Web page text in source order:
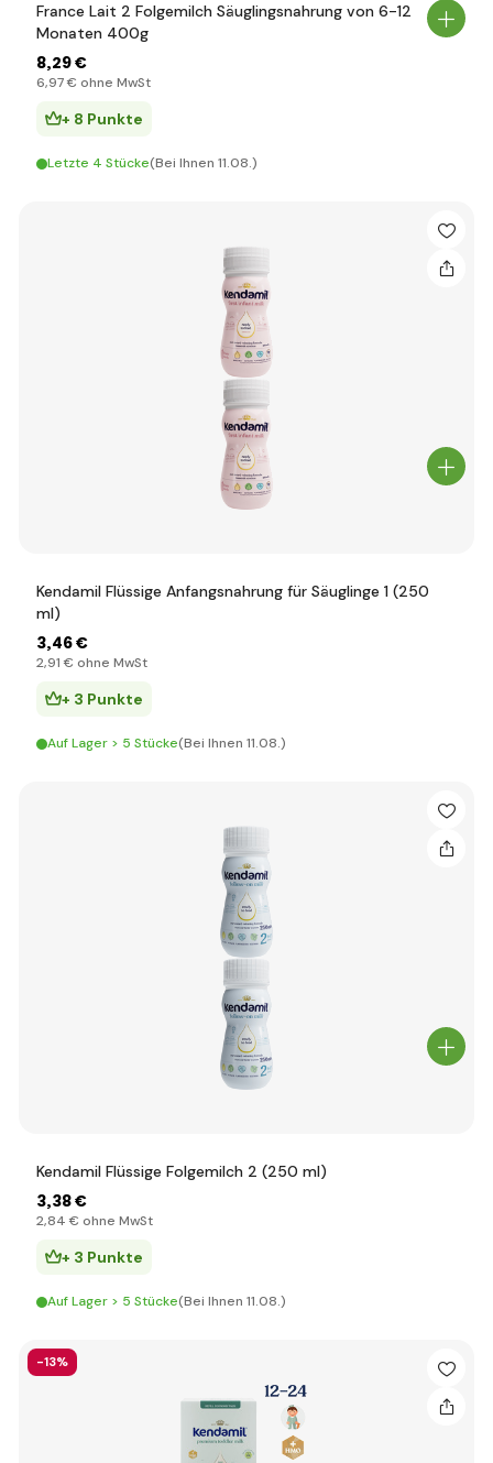
France Lait 2 Folgemilch Säuglingsnahrung von 6-12
Monaten 400g
8,29 €
6,97 € ohne MwSt
+ 8 Punkte
Letzte 4 Stücke(Bei Ihnen 11.08.)
Kendamil Flüssige Anfangsnahrung für Säuglinge 1 (250
ml)
3,46 €
2,91 € ohne MwSt
+ 3 Punkte
Auf Lager > 5 Stücke(Bei Ihnen 11.08.)
Kendamil Flüssige Folgemilch 2 (250 ml)
3,38 €
2,84 € ohne MwSt
+ 3 Punkte
Auf Lager > 5 Stücke(Bei Ihnen 11.08.)
-13%